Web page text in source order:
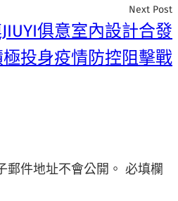
Next Post
俱意室內設計合發
投身疫情防控阻擊戰
郵件地址不會公開。 必填欄